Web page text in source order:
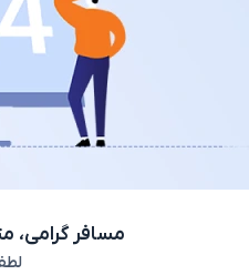
مسافر گرامی،